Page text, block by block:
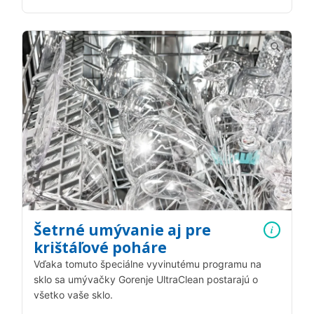
Šetrné umývanie aj pre
krištáľové poháre
i
Vďaka tomuto špeciálne vyvinutému programu na
sklo sa umývačky Gorenje UltraClean postarajú o
všetko vaše sklo.